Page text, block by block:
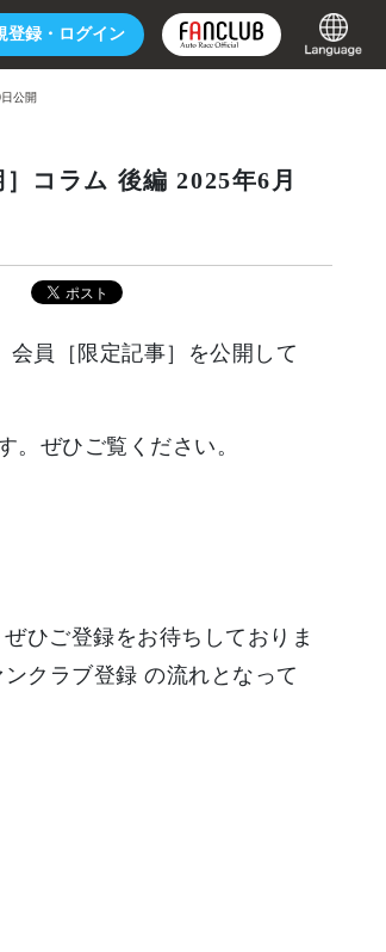
登録・ ログイン
公開
コラム 後編 2025年6月
会員［限定記事］を公開して
ぜひご覧ください。
ひご登録をお待ちしておりま
クラブ登録 の流れとなって